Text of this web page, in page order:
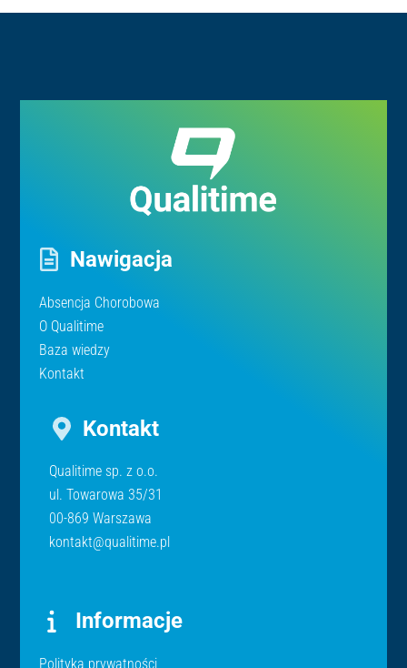
Nawigacja
Absencja Chorobowa
O Qualitime
Baza wiedzy
Kontakt
Kontakt
Qualitime sp. z o.o.
ul. Towarowa 35/31
00-869 Warszawa
kontakt@qualitime.pl
Informacje
Polityka prywatności